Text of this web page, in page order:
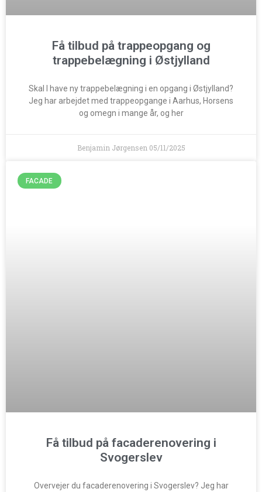
Få tilbud på trappeopgang og
trappebelægning i Østjylland
Skal I have ny trappebelægning i en opgang i Østjylland?
Jeg har arbejdet med trappeopgange i Aarhus, Horsens
og omegn i mange år, og her
Benjamin Jørgensen 05/11/2025
FACADE
Få tilbud på facaderenovering i
Svogerslev
Overvejer du facaderenovering i Svogerslev? Jeg har